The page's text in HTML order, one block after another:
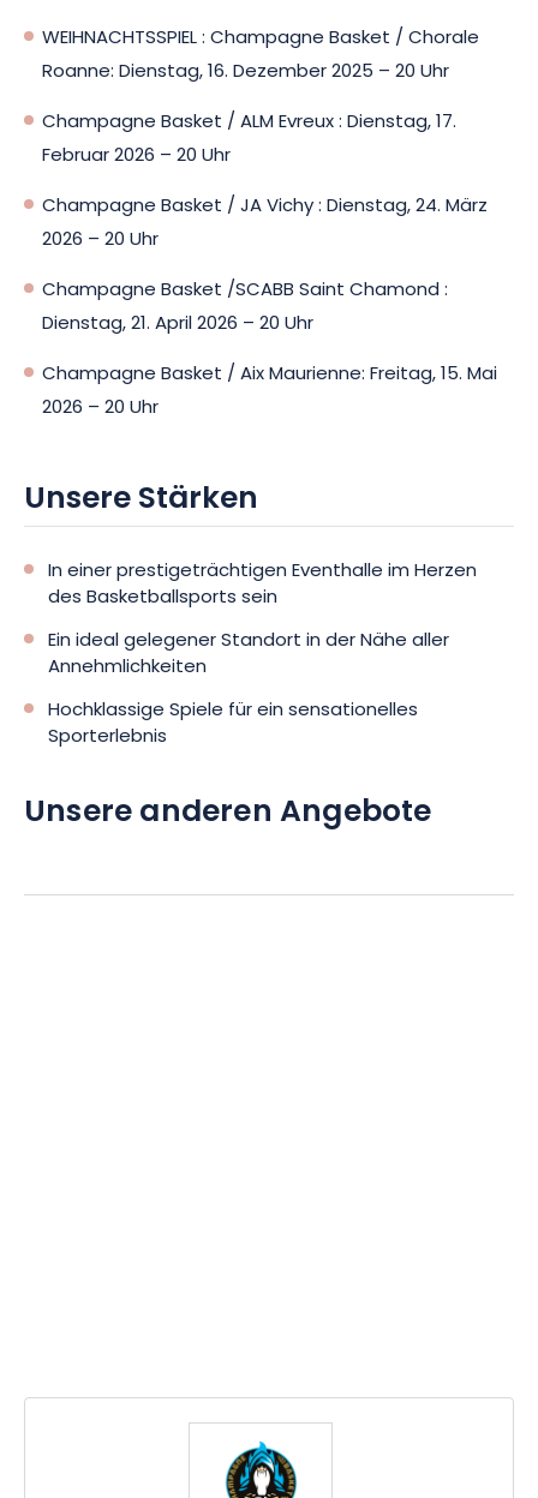
WEIHNACHTSSPIEL : Champagne Basket / Chorale
Roanne: Dienstag, 16. Dezember 2025 – 20 Uhr
Champagne Basket / ALM Evreux : Dienstag, 17.
Februar 2026 – 20 Uhr
Champagne Basket / JA Vichy : Dienstag, 24. März
2026 – 20 Uhr
Champagne Basket /SCABB Saint Chamond :
Dienstag, 21. April 2026 – 20 Uhr
Champagne Basket / Aix Maurienne: Freitag, 15. Mai
2026 – 20 Uhr
Unsere Stärken
In einer prestigeträchtigen Eventhalle im Herzen
des Basketballsports sein
Ein ideal gelegener Standort in der Nähe aller
Annehmlichkeiten
Hochklassige Spiele für ein sensationelles
Sporterlebnis
Unsere anderen Angebote